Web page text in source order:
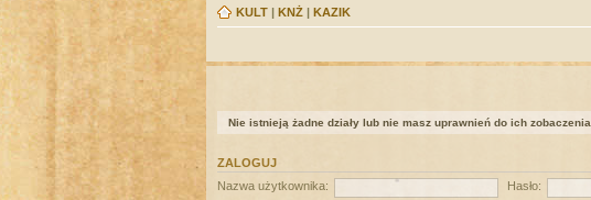
KULT | KNŻ | KAZIK
Nie istnieją żadne działy lub nie masz uprawnień do ich zobaczenia.
ZALOGUJ
Nazwa użytkownika:
Hasło: